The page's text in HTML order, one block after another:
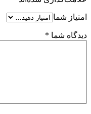
امتیاز شما
دیدگاه شما *